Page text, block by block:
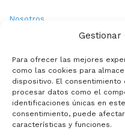
Gestionar
Para ofrecer las mejores
como las cookies para
dispositivo. El
procesar datos como el
identificaciones únicas en
consentimiento, puede
características y funciones.
Nosotros
Política de Cookies
Contacto